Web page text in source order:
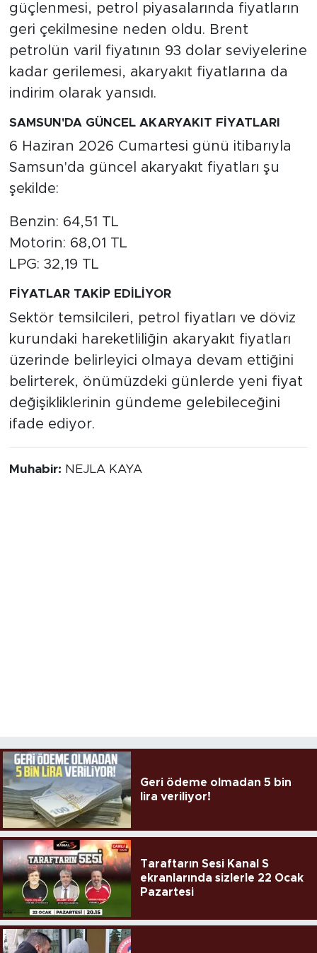
güçlenmesi, petrol piyasalarında fiyatların
geri çekilmesine neden oldu. Brent
petrolün varil fiyatının 93 dolar seviyelerine
kadar gerilemesi, akaryakıt fiyatlarına da
indirim olarak yansıdı.
SAMSUN'DA GÜNCEL AKARYAKIT FİYATLARI
6 Haziran 2026 Cumartesi günü itibarıyla
Samsun'da güncel akaryakıt fiyatları şu
şekilde:
Benzin: 64,51 TL
Motorin: 68,01 TL
LPG: 32,19 TL
FİYATLAR TAKİP EDİLİYOR
Sektör temsilcileri, petrol fiyatları ve döviz
kurundaki hareketliliğin akaryakıt fiyatları
üzerinde belirleyici olmaya devam ettiğini
belirterek, önümüzdeki günlerde yeni fiyat
değişikliklerinin gündeme gelebileceğini
ifade ediyor.
Muhabir: NEJLA KAYA
Geri ödeme olmadan 5 bin
lira veriliyor!
Taraftarın Sesi Kanal S
ekranlarında sizlerle 22 Ocak
Pazartesi